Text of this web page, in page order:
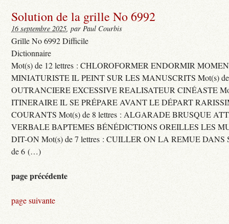
Solution de la grille No 6992
16 septembre 2025, par Paul Courbis
Grille No 6992 Difficile
Dictionnaire
Mot(s) de 12 lettres : CHLOROFORMER ENDORMIR
MINIATURISTE IL PEINT SUR LES MANUSCRITS Mot(s) de
OUTRANCIERE EXCESSIVE REALISATEUR CINÉASTE
ITINERAIRE IL SE PRÉPARE AVANT LE DÉPART
COURANTS Mot(s) de 8 lettres : ALGARADE BRUSQUE
VERBALE BAPTEMES BÉNÉDICTIONS OREILLES LES
DIT-ON Mot(s) de 7 lettres : CUILLER ON LA REMUE DANS
de 6 (…)
page précédente
page suivante